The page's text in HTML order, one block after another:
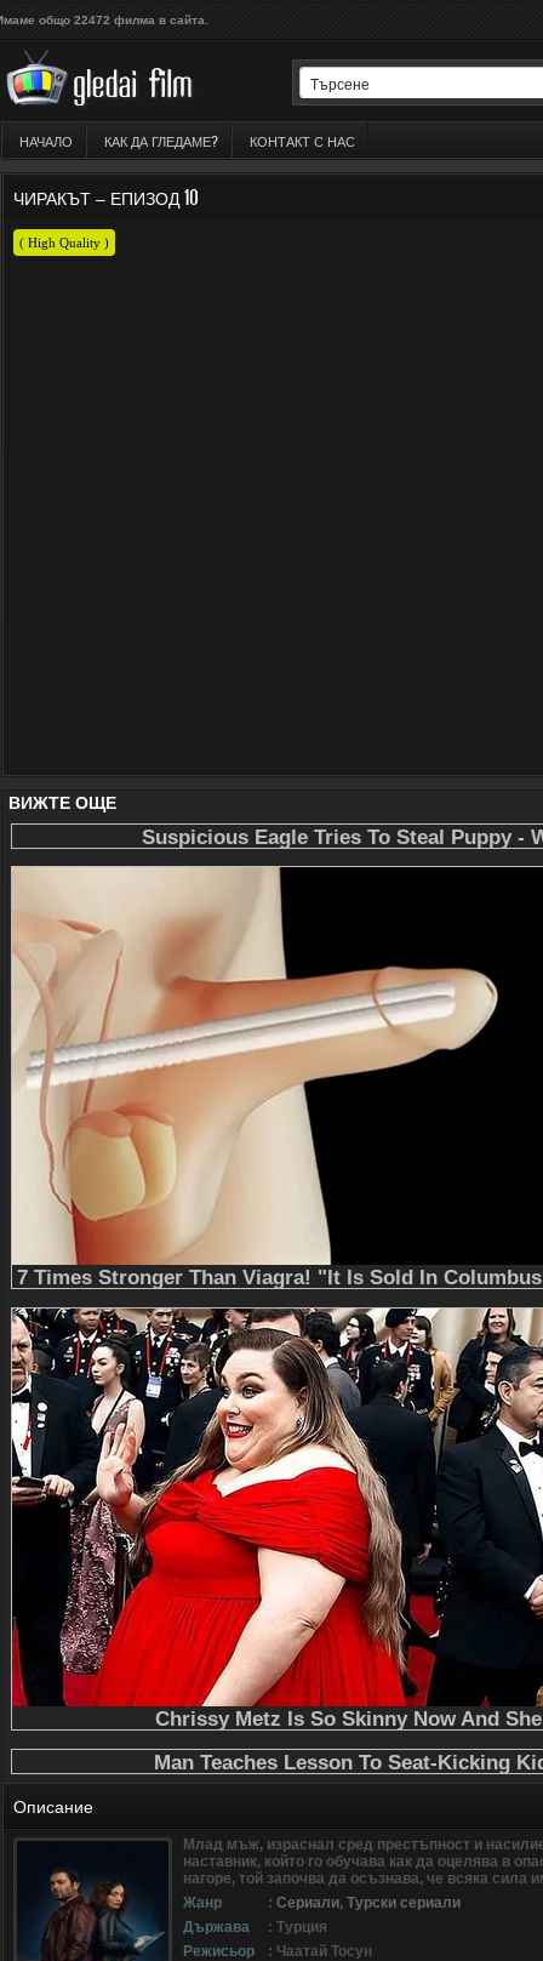
общо 22472 филма в сайта.
НАЧАЛО КАК ДА ГЛЕДАМЕ? КОНТАКТ С НАС
ЧИРАКЪТ – ЕПИЗОД 10
( High Quality )
Описание
Млад мъж, израснал сред престъпност и
наставник, който го обучава как да оцелява в
нагоре, той започва да осъзнава, че всяка сила
Жанр
: Сериали, Турски сериали
Държава
: Турция
Режисьор
: Чаатай Тосун